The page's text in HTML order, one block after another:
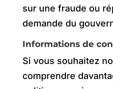
sur une fraude ou
demande du
Informations de
Si vous souhaitez
comprendre